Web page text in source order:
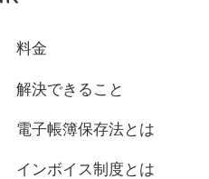
料金
解決できること
電子帳簿保存法とは
インボイス制度とは